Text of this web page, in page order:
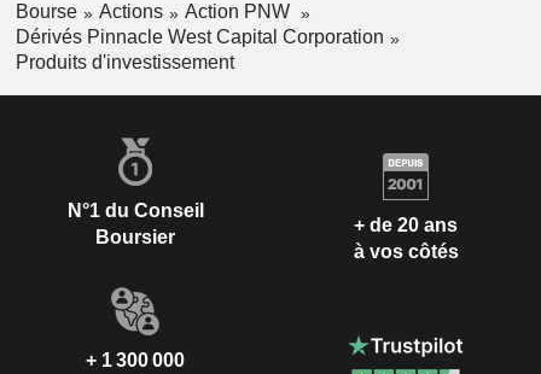
Bourse Actions
Action PNW
Dérivés Pinnacle West Capital Corporation
Produits d'investissement
N°1 du Conseil
Boursier
+ de 20 ans
à vos côtés
+ 1 300 000